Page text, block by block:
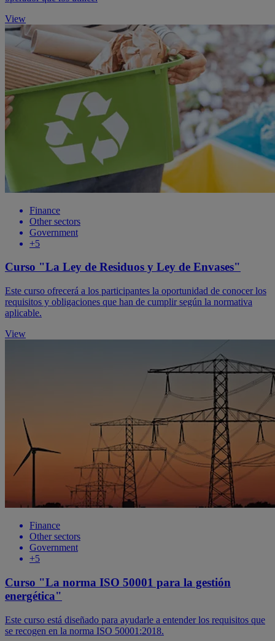
View
Finance
Other sectors
Government
+5
Curso "La Ley de Residuos y Ley de Envases"
Este curso ofrecerá a los participantes la oportunidad de conocer los
requisitos y obligaciones que han de cumplir según la normativa
aplicable.
View
Finance
Other sectors
Government
+5
Curso "La norma ISO 50001 para la gestión
energética"
Este curso está diseñado para ayudarle a entender los requisitos que
se recogen en la norma ISO 50001:2018.